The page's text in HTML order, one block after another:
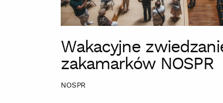
Wakacyjne
zakamarków NOSPR
NOSPR